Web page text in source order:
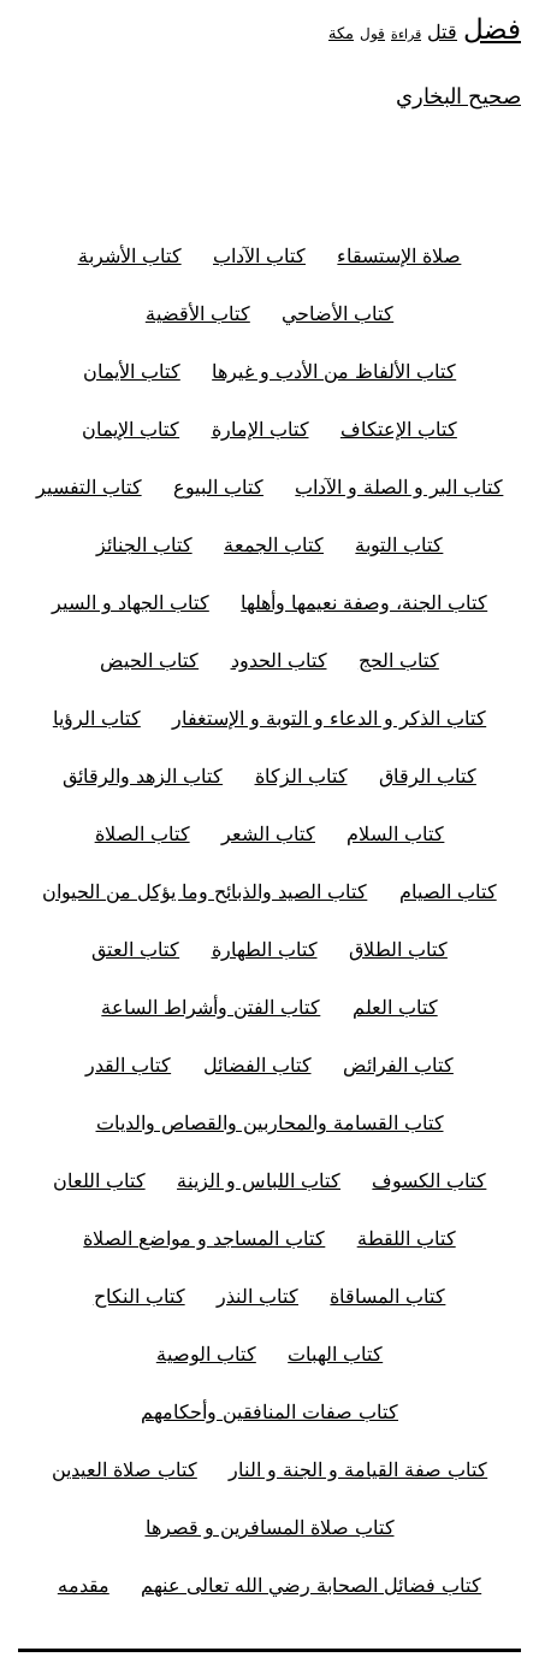
فضل قتل قراءة قول مكة
صحيح البخاري
صلاة الإستسقاء كتاب الآداب كتاب الأشربة
كتاب الأضاحي كتاب الأقضية
كتاب الألفاظ من الأدب و غيرها كتاب الأيمان
كتاب الإعتكاف كتاب الإمارة كتاب الإيمان
كتاب البر و الصلة و الآداب كتاب البيوع كتاب التفسير
كتاب التوبة كتاب الجمعة كتاب الجنائز
كتاب الجنة، وصفة نعيمها وأهلها كتاب الجهاد و السير
كتاب الحج كتاب الحدود كتاب الحيض
كتاب الذكر و الدعاء و التوبة و الإستغفار كتاب الرؤيا
كتاب الرقاق كتاب الزكاة كتاب الزهد والرقائق
كتاب السلام كتاب الشعر كتاب الصلاة
كتاب الصيام كتاب الصيد والذبائح وما يؤكل من الحيوان
كتاب الطلاق كتاب الطهارة كتاب العتق
كتاب العلم كتاب الفتن وأشراط الساعة
كتاب الفرائض كتاب الفضائل كتاب القدر
كتاب القسامة والمحاربين والقصاص والديات
كتاب الكسوف كتاب اللباس و الزينة كتاب اللعان
كتاب اللقطة كتاب المساجد و مواضع الصلاة
كتاب المساقاة كتاب النذر كتاب النكاح
كتاب الهبات كتاب الوصية
كتاب صفات المنافقين وأحكامهم
كتاب صفة القيامة و الجنة و النار كتاب صلاة العيدين
كتاب صلاة المسافرين و قصرها
كتاب فضائل الصحابة رضي الله تعالى عنهم مقدمه